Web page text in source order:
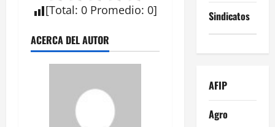
[Total: 0 Promedio: 0]
ACERCA DEL AUTOR
Sindicatos
AFIP
Agro